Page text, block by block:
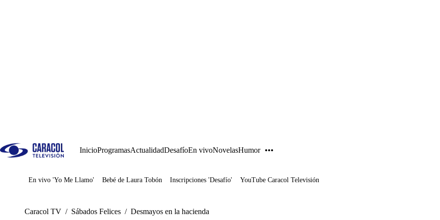
InicioProgramasActualidadDesafíoEn vivoNovelasHumor
Juegos
En vivo 'Yo Me Llamo' Bebé de Laura Tobón Inscripciones 'Desafío' YouTube Caracol Televisión
Caracol TV / Sábados Felices / Desmayos en la hacienda